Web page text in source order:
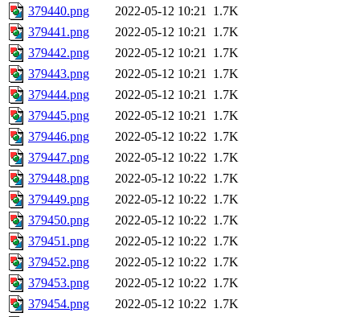
379440.png
2022-05-12 10:21 1.7K
379441.png
2022-05-12 10:21 1.7K
379442.png
2022-05-12 10:21 1.7K
379443.png
2022-05-12 10:21 1.7K
379444.png
2022-05-12 10:21 1.7K
379445.png
2022-05-12 10:21 1.7K
379446.png
2022-05-12 10:22 1.7K
379447.png
2022-05-12 10:22 1.7K
379448.png
2022-05-12 10:22 1.7K
379449.png
2022-05-12 10:22 1.7K
379450.png
2022-05-12 10:22 1.7K
379451.png
2022-05-12 10:22 1.7K
379452.png
2022-05-12 10:22 1.7K
379453.png
2022-05-12 10:22 1.7K
379454.png
2022-05-12 10:22 1.7K